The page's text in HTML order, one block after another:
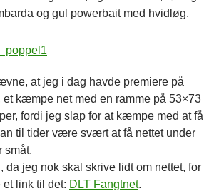
og gul powerbait med hvidløg.
at jeg i dag havde premiere på
et kæmpe net med en ramme på 53×73
fordi jeg slap for at kæmpe med at få
til tider være svært at få nettet under
småt.
da jeg nok skal skrive lidt om nettet, for
link til det: DLT Fangtnet.